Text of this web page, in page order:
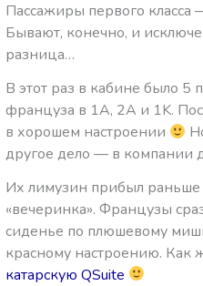
Пассажиры первого
Бывают, конечно, и
разница…
В этот раз в кабине было 5
француза в 1А, 2А и 1K.
в хорошем настроении
другое дело — в компании
Их лимузин прибыл раньше
«вечеринка». Французы
сиденье по плюшевому
красному настроению. Как
катарскую QSuite